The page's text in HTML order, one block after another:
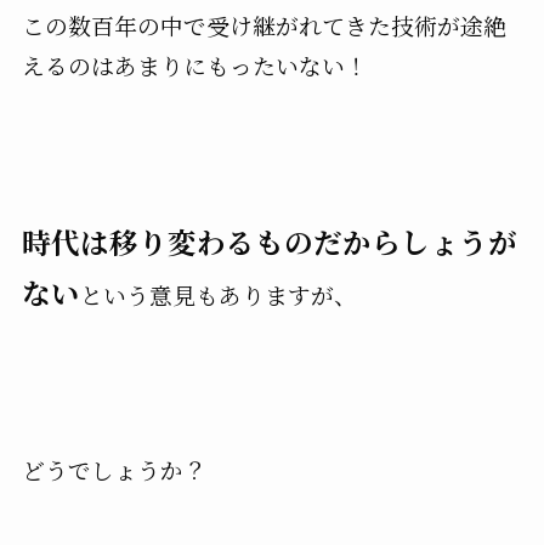
この数百年の中で受け継がれてきた技術が途絶
えるのはあまりにもったいない！
時代は移り変わるものだからしょうが
ない という意見もありますが、
どうでしょうか？